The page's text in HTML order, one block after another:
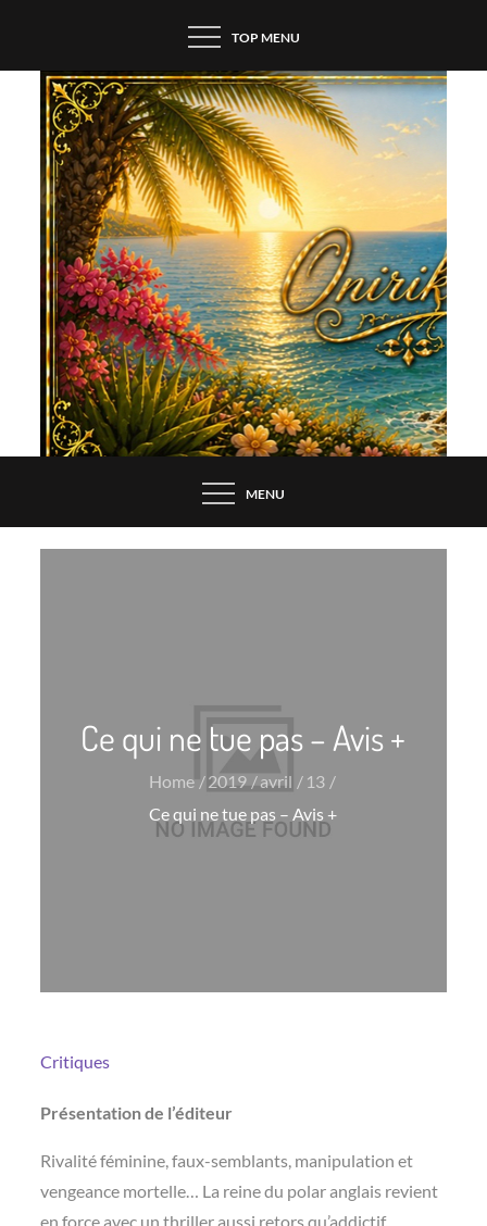
content
TOP MENU
MENU
Ce qui ne tue pas – Avis +
Home 2019 avril
13
Ce qui ne tue pas – Avis +
Critiques
Présentation de l’éditeur
Rivalité féminine, faux-semblants, manipulation et
vengeance mortelle… La reine du polar anglais revient
en force avec un thriller aussi retors qu’addictif.